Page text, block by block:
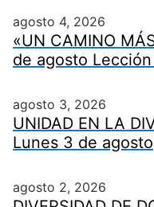
agosto 4, 2026
«UN CAMINO
de agosto
agosto 3, 2026
UNIDAD EN LA
Lunes 3 de agosto
agosto 2, 2026